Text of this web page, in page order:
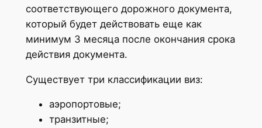
соответствующего дорожного документа,
который будет действовать еще как
минимум 3 месяца после окончания срока
действия документа.
Существует три классификации виз:
аэропортовые;
транзитные;